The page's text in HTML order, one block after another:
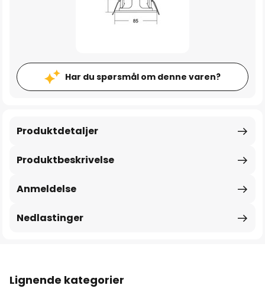
Har du spørsmål om denne varen?
Produktbeskrivelse
Produktdetaljer
Anmeldelse
Nedlastinger
Lignende kategorier